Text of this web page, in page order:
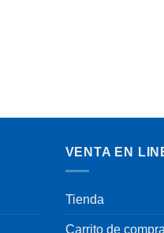
VENTA EN
Tienda
Carrito de